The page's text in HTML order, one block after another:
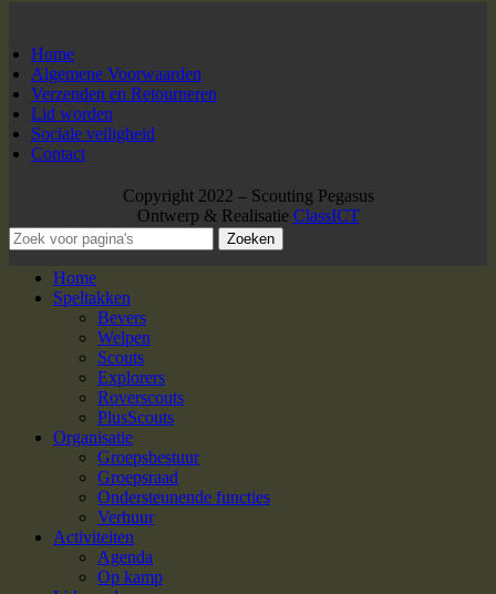
Home
Algemene Voorwaarden
Verzenden en Retourneren
Lid worden
Sociale veiligheid
Contact
Copyright 2022 – Scouting Pegasus
Ontwerp & Realisatie ClassICT
Zoeken
Home
Speltakken
Bevers
Welpen
Scouts
Explorers
Roverscouts
PlusScouts
Organisatie
Groepsbestuur
Groepsraad
Ondersteunende functies
Verhuur
Activiteiten
Agenda
Op kamp